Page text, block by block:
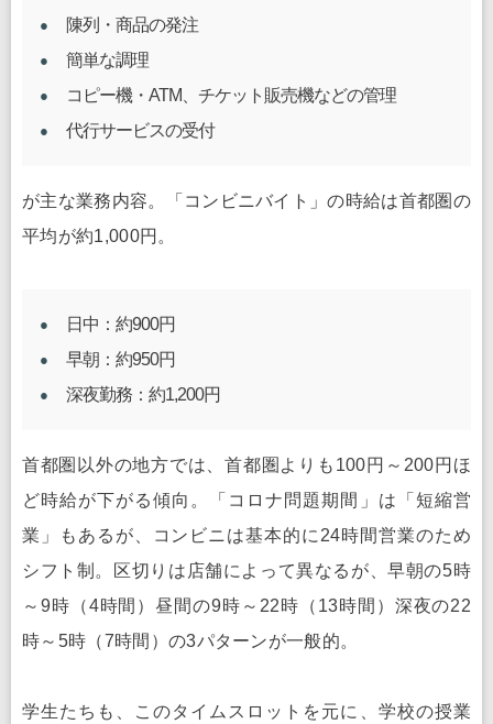
陳列・商品の発注
簡単な調理
コピー機・ATM、チケット販売機などの管理
代行サービスの受付
が主な業務内容。「コンビニバイト」の時給は首都圏の
平均が約1,000円。
日中：約900円
早朝：約950円
深夜勤務：約1,200円
首都圏以外の地方では、首都圏よりも100円～200円ほ
ど時給が下がる傾向。「コロナ問題期間」は「短縮営
業」もあるが、コンビニは基本的に24時間営業のため
シフト制。区切りは店舗によって異なるが、早朝の5時
～9時（4時間）昼間の9時～22時（13時間）深夜の22
時～5時（7時間）の3パターンが一般的。
学生たちも、このタイムスロットを元に、学校の授業